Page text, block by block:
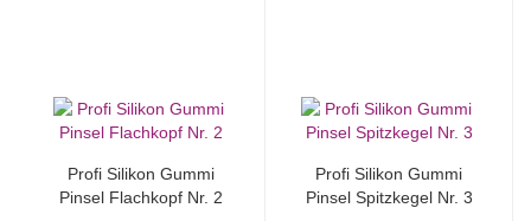
Profi Silikon Gummi
Pinsel Flachkopf Nr. 2
Profi Silikon Gummi
Pinsel Spitzkegel Nr. 3